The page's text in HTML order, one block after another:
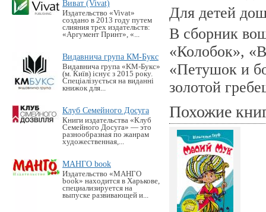
Виват (Vivat)
Издательство «Vivat»
создано в 2013 году путем
слияния трех издательств:
«Аргумент Принт», «...
Видавнича група КМ-Букс
Видавнича група «KM-Букс»
(м. Київ) існує з 2015 року.
Спеціалізується на виданні
книжок для...
Клуб Семейного Досуга
Книги издательства «Клуб
Семейного Досуга» — это
разнообразная по жанрам
художественная,...
МАНГО book
Издательство «MАНГО
book» находится в Харькове,
специализируется на
выпуске развивающей и...
Для детей
В сборник
«Колобок»,
«Петушок и
золотой
Похожие